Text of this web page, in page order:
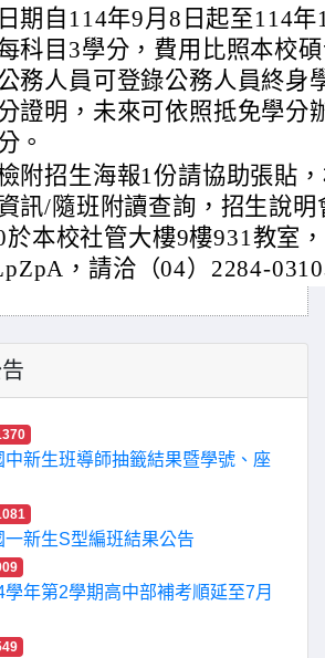
期自114年9月8日起至114
科目3學分，費用比照本校
務人員可登錄公務人員終身
證明，未來可依照抵免學分
。
附招生海報1份請協助張貼
訊/隨班附讀查詢，招生說
於本校社管大樓9樓931教室
，請洽（04）2284-
中新生班導師抽籤結果暨學號、座
一新生S型編班結果公告
學年第2學期高中部補考順延至7月